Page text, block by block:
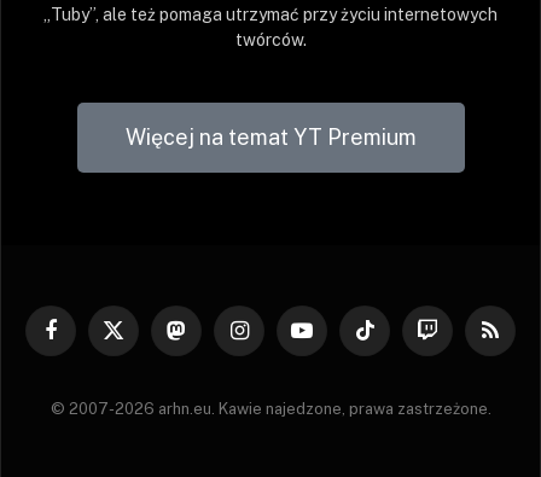
„Tuby”, ale też pomaga utrzymać przy życiu internetowych
twórców.
Więcej na temat YT Premium
Facebook
X
MastodonInstagramYouTubeTikTok Twitch RSS
© 2007-2026 arhn.eu. Kawie najedzone, prawa zastrzeżone.